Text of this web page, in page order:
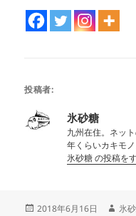
投稿者:
氷砂糖
九州在住。ネッ
年くらいカキモノ
氷砂糖 の投稿を
投
2018年6月16日
作
氷